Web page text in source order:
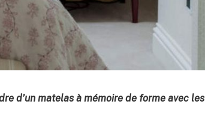
d’un matelas à mémoire de forme avec les